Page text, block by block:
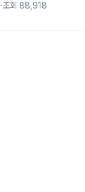
·조회 88,918